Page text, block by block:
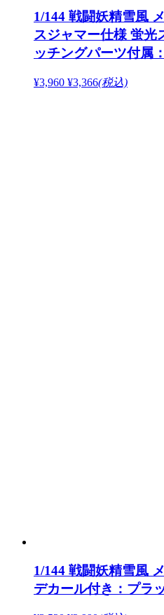
1/144 戦闘妖精雪風
スジャマー仕様 蛍光
ッチングパーツ付属
¥3,960 ¥3,366(税込)
1/144 戦闘妖精雪風
デカール付き：プラ